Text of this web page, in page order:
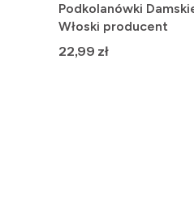
Podkolanówki
Włoski producent
Cena
22,99 zł